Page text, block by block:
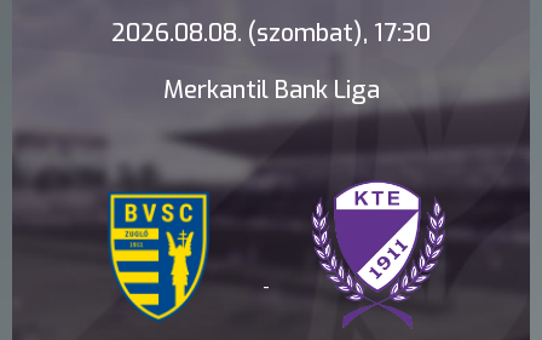
2026.08.08. (szombat), 17:30
Merkantil Bank Liga
-